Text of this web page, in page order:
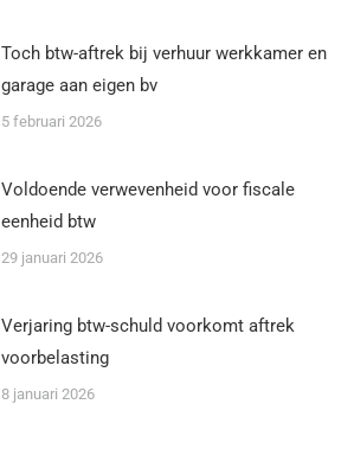
Toch btw-aftrek bij verhuur werkkamer en
garage aan eigen bv
5 februari 2026
Voldoende verwevenheid voor fiscale
eenheid btw
29 januari 2026
Verjaring btw-schuld voorkomt aftrek
voorbelasting
8 januari 2026